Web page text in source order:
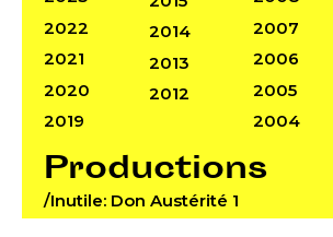
2022
2021
2020
2019
2014
2013
2012
2007
2006
2005
2004
Productions
/Inutile: Don Austérité 1